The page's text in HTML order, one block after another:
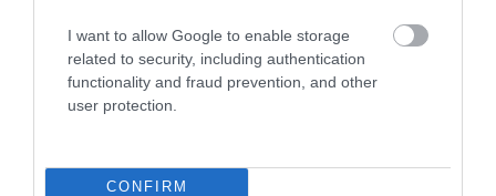
I want to allow Google to enable storage
related to security, including authentication
functionality and fraud prevention, and other
user protection.
CONFIRM